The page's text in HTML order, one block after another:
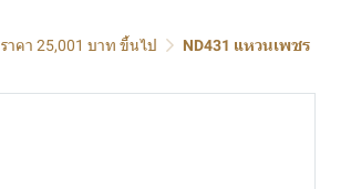
ราคา 25,001 บาท ขึ้นไป ND431 แหวนเพชร